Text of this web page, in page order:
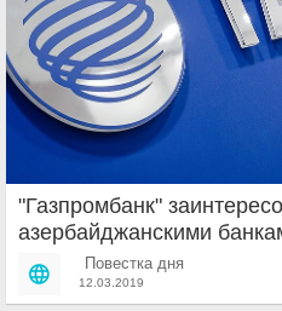
"Газпромбанк"
азербайджанскими
Повестка дня
12.03.2019